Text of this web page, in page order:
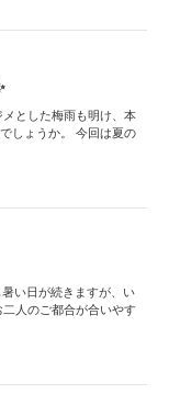
とした梅雨も明け、本
しょうか。 今回は夏の
い日が続きますが、い
人のご都合が合いやす